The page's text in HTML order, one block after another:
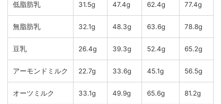
低脂肪乳 31.5g 47.4g 62.4g 77.4g
無脂肪乳 32.1g 48.3g 63.6g 78.8g
豆乳 26.4g 39.3g 52.4g 65.2g
アーモンドミルク 22.7g 33.6g 45.1g 56.5g
オーツミルク 33.1g 49.9g 65.6g 81.2g